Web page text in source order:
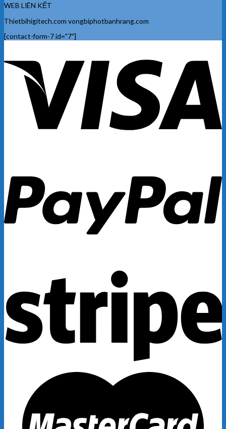
WEB LIÊN KẾT
Thietbihigitech.com vongbiphotbanhrang.com
[contact-form-7 id="7"]